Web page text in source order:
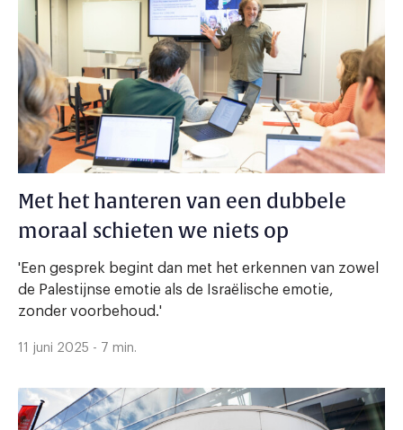
Met het hanteren van een dubbele
moraal schieten we niets op
'Een gesprek begint dan met het erkennen van zowel
de Palestijnse emotie als de Israëlische emotie,
zonder voorbehoud.'
11 juni 2025 - 7 min.